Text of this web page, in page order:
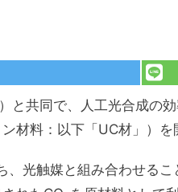
と共同で、人工光合成の
材料：以下「UC材」）を
光触媒と組み合わせる